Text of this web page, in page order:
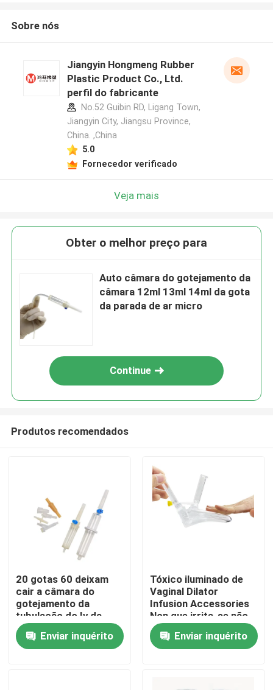
Casa
Produtos
Sobre nós
Jiangyin Hongmeng Rubber
Plastic Product Co., Ltd.
perfil do fabricante
No.52 Guibin RD, Ligang Town,
Jiangyin City, Jiangsu Province,
China. ,China
5.0
Fornecedor verificado
Veja mais
Obter o melhor preço para
Auto câmara do gotejamento da
câmara 12ml 13ml 14ml da gota
da parada de ar micro
Continue
Produtos recomendados
20 gotas 60 deixam
cair a câmara do
gotejamento da
tubulação do Iv da
câmara de Microdrip
Enviar inquérito
Tóxico iluminado de
Vaginal Dilator
Infusion Accessories
Non que irrita-se não
Enviar inquérito